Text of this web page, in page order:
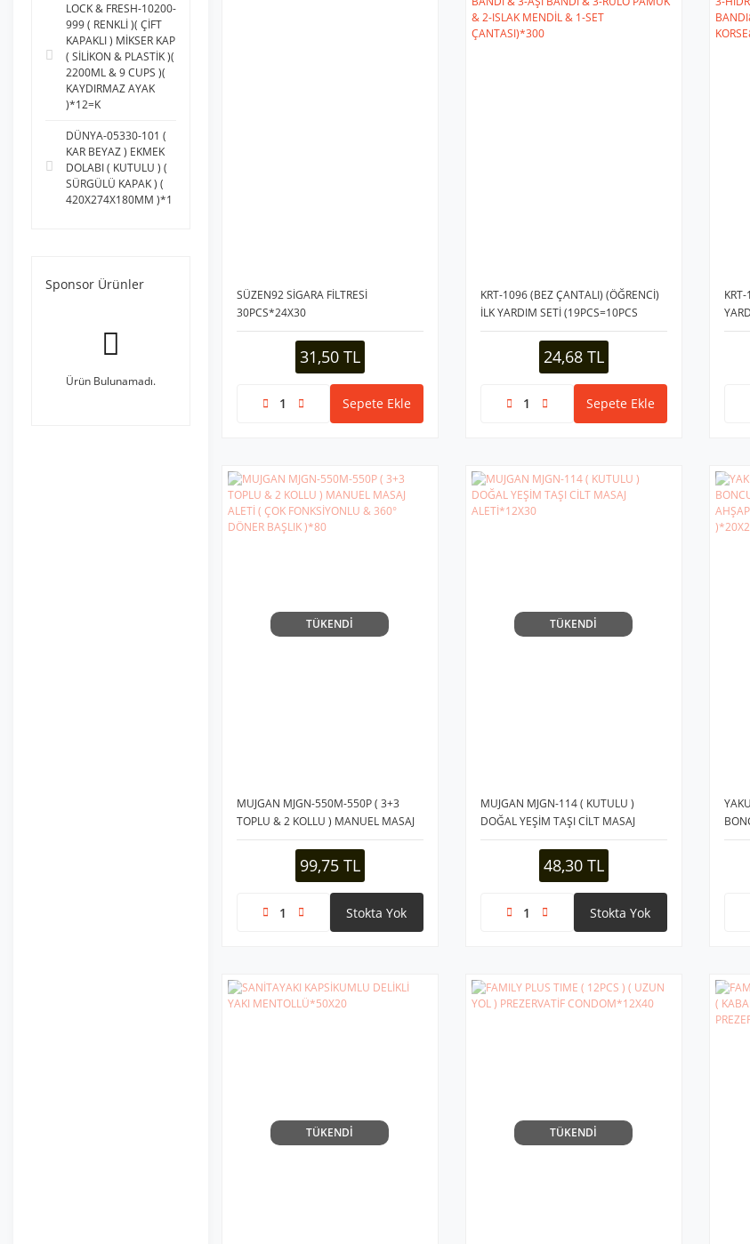
LOCK & FRESH-10200-
999 ( RENKLİ )( ÇİFT
KAPAKLI ) MİKSER KAP
( SİLİKON & PLASTİK )(
2200ML & 9 CUPS )(
KAYDIRMAZ AYAK
)*12=K
DÜNYA-05330-101 (
KAR BEYAZ ) EKMEK
DOLABI ( KUTULU ) (
SÜRGÜLÜ KAPAK ) (
420X274X180MM )*1
Sponsor Ürünler
Ürün Bulunamadı.
SÜZEN92 SİGARA FİLTRESİ
30PCS*24X30
31,50 TL
Sepete Ekle
KRT-1096 (BEZ ÇANTALI) (ÖĞRENCİ)
İLK YARDIM SETİ (19PCS=10PCS
YARA BANDI & 3-AŞI BANDI & 3-
RULO PAMUK & 2-ISLAK MENDİL & 1-
SET ÇANTASI)*30024,68 TL
Sepete Ekle
5-
TÜKENDİ
MUJGAN MJGN-550M-550P ( 3+3
TOPLU & 2 KOLLU ) MANUEL MASAJ
ALETİ ( ÇOK FONKSİYONLU & 360°
DÖNER BAŞLIK )*80
99,75 TL
Stokta Yok
TÜKENDİ
MUJGAN MJGN-114 ( KUTULU )
DOĞAL YEŞİM TAŞI CİLT MASAJ
ALETİ*12X30
48,30 TL
Stokta Yok
TÜKENDİ TÜKENDİ